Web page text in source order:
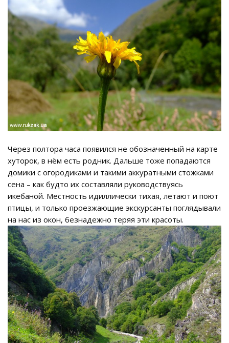
Через полтора часа появился не обозначенный на карте
хуторок, в нём есть родник. Дальше тоже попадаются
домики с огородиками и такими аккуратными стожками
сена – как будто их составляли руководствуясь
икебаной. Местность идиллически тихая, летают и поют
птицы, и только проезжающие экскурсанты поглядывали
на нас из окон, безнадежно теряя эти красоты.